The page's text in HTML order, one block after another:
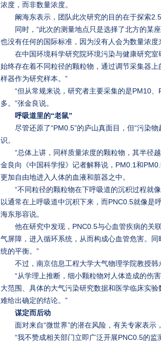
浓度，而非数量浓度。
阚海东表示，团队此次研究的目的在于探索
同时，“此次的测量地点只是选择了北方的某
也没有任何的国际标准，因为没有人会为数量浓度
在中国环境科学研究院环境污染与健康研究
始终存在着不同粒径的颗粒物，通过调节采集器
样器作为研究样本。”
“但从常规来说，研究者主要采集的是PM10
多。”张金良说。
呼吸道里的“老鼠”
尽管还原了“PM0.5”的庐山真面目，但“污染
识。
“总体上讲，同样质量浓度的颗粒物，其半径
金良向《中国科学报》记者解释说，PM0.1和
更加自由地进入人体的血液和脏器之中。
“不同粒径的颗粒物在下呼吸道的沉积过程就
以通常在上呼吸道中沉积下来，而PNC0.5就像是
海东形容说。
他在研究中发现，PNC0.5与心血管疾病的关
气屏障，进入循环系统，从而构成心血管危害。
统的平衡。”
不过，南京信息工程大学大气物理学院教授韩
“从学理上推断，细小颗粒物对人体造成的伤
大范围、具体的大气污染研究数据和医学临床实
难给出确定的结论。”
谋定而后动
面对来自“微世界”的潜在风险，有关专家表示
“我不赞成相关部门立即广泛开展PNC0.5的